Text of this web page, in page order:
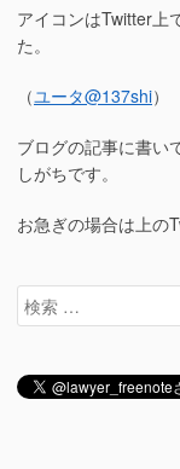
アイコンはTwitter上
た。
（ユータ@137shi）
ブログの記事に書い
しがちです。
お急ぎの場合は上の
検
索